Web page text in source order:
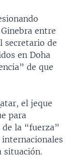
entre
secretario de
en Doha
de que
el jeque
para
la “fuerza”
situación.